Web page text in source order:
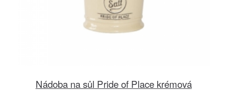
Nádoba na sůl Pride of Place krémová